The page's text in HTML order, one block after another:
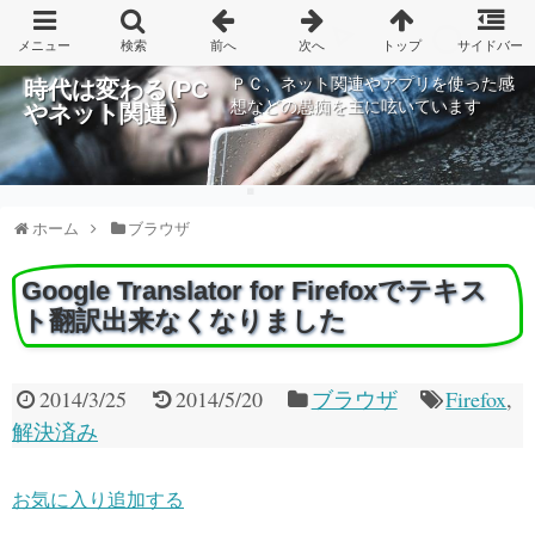
時代は変わる(PC
やネット関連）
ＰＣ、ネット関連やアプリを使った感
想などの愚痴を主に呟いています
ホーム ブラウザ
Google Translator for Firefoxでテキス
ト翻訳出来なくなりました
2014/3/25 2014/5/20 ブラウザ Firefox,
解決済み
お気に入り追加する